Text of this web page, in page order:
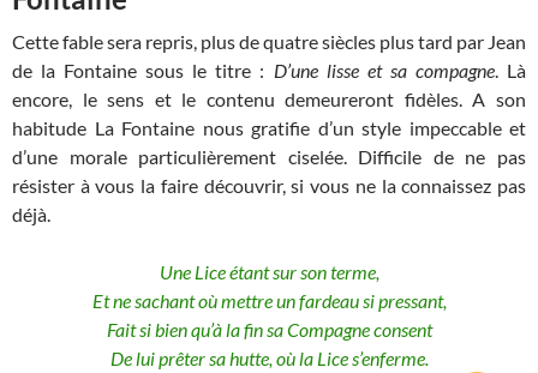
Cette fable sera repris, plus de quatre siècles plus tard par Jean
de la Fontaine sous le titre : D’une lisse et sa compagne. Là
encore, le sens et le contenu demeureront fidèles. A son
habitude La Fontaine nous gratifie d’un style impeccable et
d’une morale particulièrement ciselée. Difficile de ne pas
résister à vous la faire découvrir, si vous ne la connaissez pas
déjà.
Une Lice étant sur son terme,
Et ne sachant où mettre un fardeau si pressant,
Fait si bien qu’à la fin sa Compagne consent
De lui prêter sa hutte, où la Lice s’enferme.